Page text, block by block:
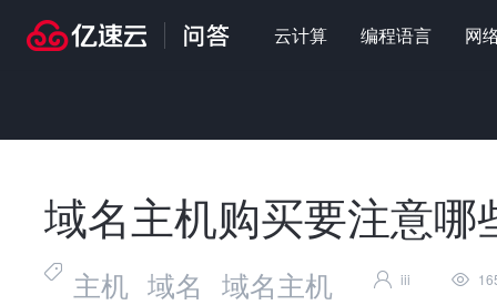
云计算 编程语言 网
域名主机购买要注意哪
主机 域名 域名主机 iii